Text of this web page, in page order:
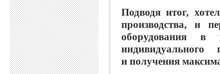
Подводя итог,
производства, и
оборудования
и получения